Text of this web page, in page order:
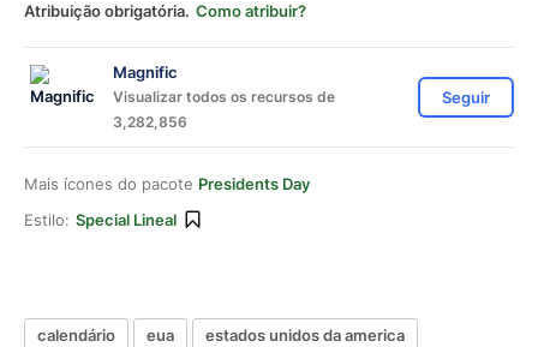
Atribuição obrigatória. Como atribuir?
Magnific
Visualizar todos os recursos de
3,282,856
Seguir
Mais ícones do pacote Presidents Day
Estilo: Special Lineal
calendário eua
estados unidos da america